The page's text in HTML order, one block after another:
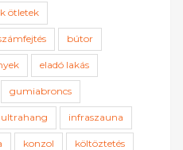
ötletek
bútor
eladó lakás
gumiabroncs
infraszauna
konzol költöztetés